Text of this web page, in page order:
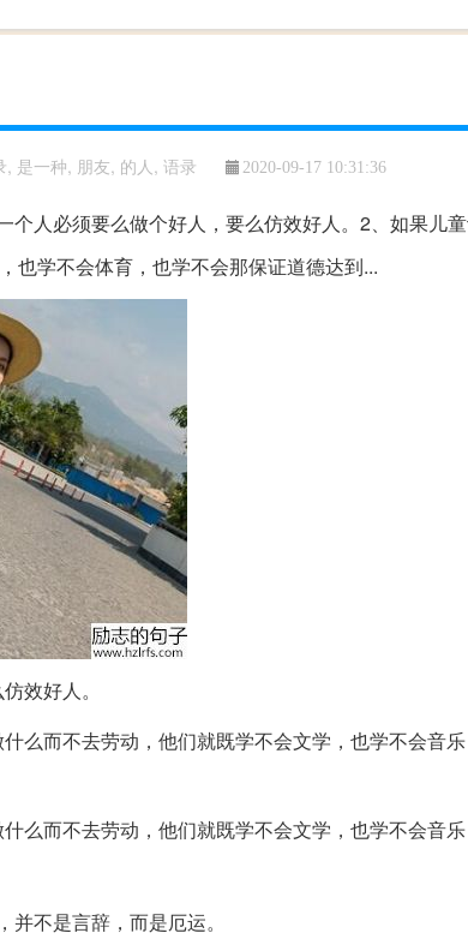
, 是一种, 朋友, 的人 , 语录 2020-09-17 10:31:36
个人必须要么做个好人，要么仿效好人。2、如果儿
也学不会体育，也学不会那保证道德达到...
效好人。
么而不去劳动，他们就既学不会文学，也学不会音
么而不去劳动，他们就既学不会文学，也学不会音
并不是言辞，而是厄运。